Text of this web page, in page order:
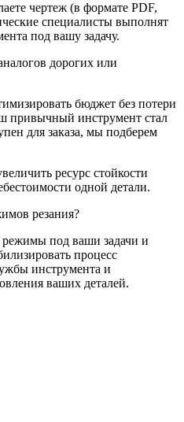
чертеж (в формате PDF,
специалисты выполнят
под вашу задачу.
дорогих или
бюджет без потери
привычный инструмент стал
для заказа, мы подберем
ресурс стойкости
одной детали.
резания?
под ваши задачи и
процесс
инструмента и
ваших деталей.